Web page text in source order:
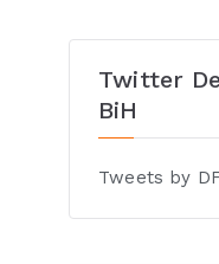
Twitter
BiH
Tweets by